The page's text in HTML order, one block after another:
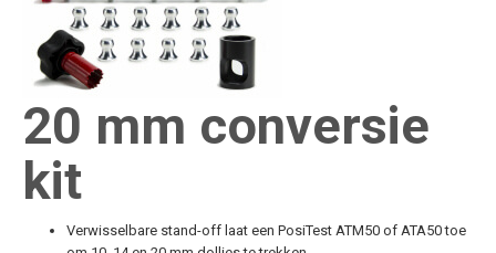
20 mm conversie
kit
Verwisselbare stand-off laat een PosiTest ATM50 of ATA50 toe